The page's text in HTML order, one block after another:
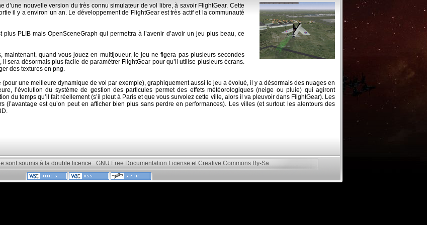
nouvelle version du très connu simulateur de vol libre, à savoir FlightGear. Cette
il y a environ un an. Le développement de FlightGear est très actif et la communauté
PLIB mais OpenSceneGraph qui permettra à l’avenir d’avoir un jeu plus beau, ce
maintenant, quand vous jouez en multijoueur, le jeu ne figera pas plusieurs secondes
sera désormais plus facile de paramétrer FlightGear pour qu’il utilise plusieurs écrans.
des textures en png.
une meilleure dynamique de vol par exemple), graphiquement aussi le jeu a évolué, il y a désormais des nuages en
l’évolution du système de gestion des particules permet des effets météorologiques (neige ou pluie) qui agiront
du temps qu’il fait réellement (s’il pleut à Paris et que vous survolez cette ville, alors il va pleuvoir dans FlightGear). Les
(l’avantage est qu’on peut en afficher bien plus sans perdre en performances). Les villes (et surtout les alentours des
sont soumis à la double licence : GNU Free Documentation License et Creative Commons By-Sa